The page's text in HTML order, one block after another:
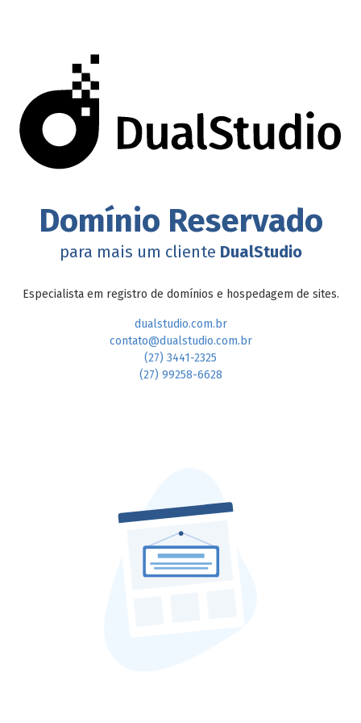
Domínio Reservado
para mais um cliente DualStudio
Especialista em registro de domínios e hospedagem de sites.
dualstudio.com.br
contato@dualstudio.com.br
(27) 3441-2325
(27) 99258-6628